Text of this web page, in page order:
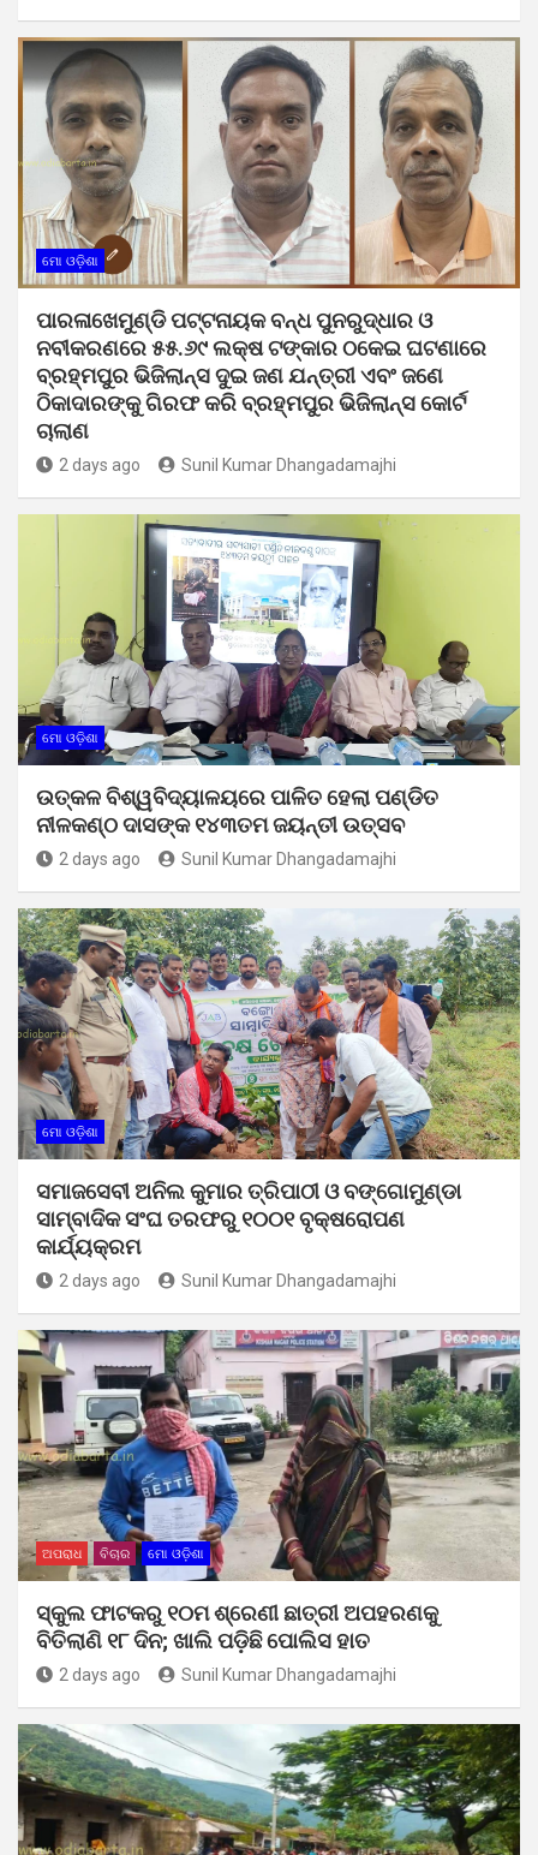
ମୋ ଓଡ଼ିଶା
ପାରଳାଖେମୁଣ୍ଡି ପଟ୍ଟନାୟକ ବନ୍ଧ ପୁନରୁଦ୍ଧାର ଓ
ନବୀକରଣରେ ୫୫.୬୯ ଲକ୍ଷ ଟଙ୍କାର ଠକେଇ ଘଟଣାରେ
ବ୍ରହ୍ମପୁର ଭିଜିଲାନ୍ସ ଦୁଇ ଜଣ ଯନ୍ତ୍ରୀ ଏବଂ ଜଣେ
ଠିକାଦାରଙ୍କୁ ଗିରଫ କରି ବ୍ରହ୍ମପୁର ଭିଜିଲାନ୍ସ କୋର୍ଟ
ଚାଲାଣ
2 days ago Sunil Kumar Dhangadamajhi
ମୋ ଓଡ଼ିଶା
ଉତ୍କଳ ବିଶ୍ୱବିଦ୍ୟାଳୟରେ ପାଳିତ ହେଲା ପଣ୍ଡିତ
ନୀଳକଣ୍ଠ ଦାସଙ୍କ ୧୪୩ତମ ଜୟନ୍ତୀ ଉତ୍ସବ
2 days ago Sunil Kumar Dhangadamajhi
ମୋ ଓଡ଼ିଶା
ସମାଜସେବୀ ଅନିଲ କୁମାର ତ୍ରିପାଠୀ ଓ ବଙ୍ଗୋମୁଣ୍ଡା
ସାମ୍ବାଦିକ ସଂଘ ତରଫରୁ ୧୦୦୧ ବୃକ୍ଷରୋପଣ
କାର୍ଯ୍ୟକ୍ରମ
2 days ago Sunil Kumar Dhangadamajhi
ଅପରାଧ ବିଚାର ମୋ ଓଡ଼ିଶା
ସ୍କୁଲ ଫାଟକରୁ ୧୦ମ ଶ୍ରେଣୀ ଛାତ୍ରୀ ଅପହରଣକୁ
ବିତିଲାଣି ୧୮ ଦିନ; ଖାଲି ପଡ଼ିଛି ପୋଲିସ ହାତ
2 days ago Sunil Kumar Dhangadamajhi